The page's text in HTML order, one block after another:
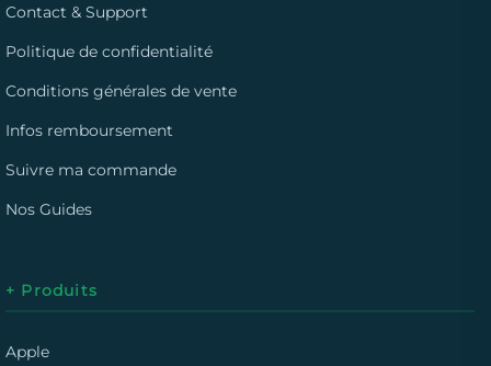
Contact & Support
Politique de confidentialité
Conditions générales de vente
Infos remboursement
Suivre ma commande
Nos Guides
+ Produits
Apple